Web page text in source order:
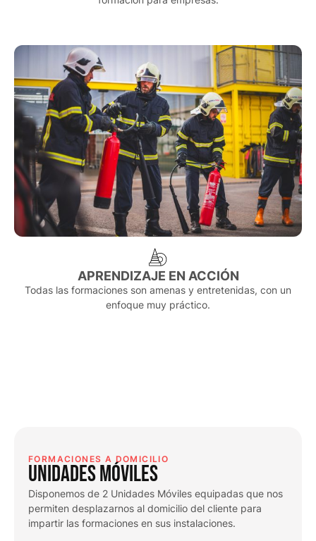
APRENDIZAJE EN ACCIÓN
Todas las formaciones son amenas y entretenidas, con un
enfoque muy práctico.
FORMACIONES A DOMICILIO
UNIDADES MÓVILES
Disponemos de 2 Unidades Móviles equipadas que nos
permiten desplazarnos al domicilio del cliente para
impartir las formaciones en sus instalaciones.